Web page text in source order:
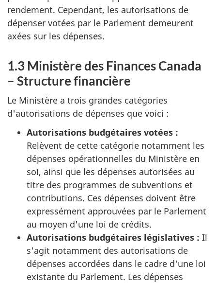
rendement. Cependant, les autorisations de
dépenser votées par le Parlement demeurent
axées sur les dépenses.
1.3 Ministère des Finances Canada
– Structure financière
Le Ministère a trois grandes catégories
d'autorisations de dépenses que voici :
Autorisations budgétaires votées :
Relèvent de cette catégorie notamment les
dépenses opérationnelles du Ministère en
soi, ainsi que les dépenses autorisées au
titre des programmes de subventions et
contributions. Ces dépenses doivent être
expressément approuvées par le Parlement
au moyen d'une loi de crédits.
Autorisations budgétaires législatives : Il
s'agit notamment des autorisations de
dépenses accordées dans le cadre d'une loi
existante du Parlement. Les dépenses